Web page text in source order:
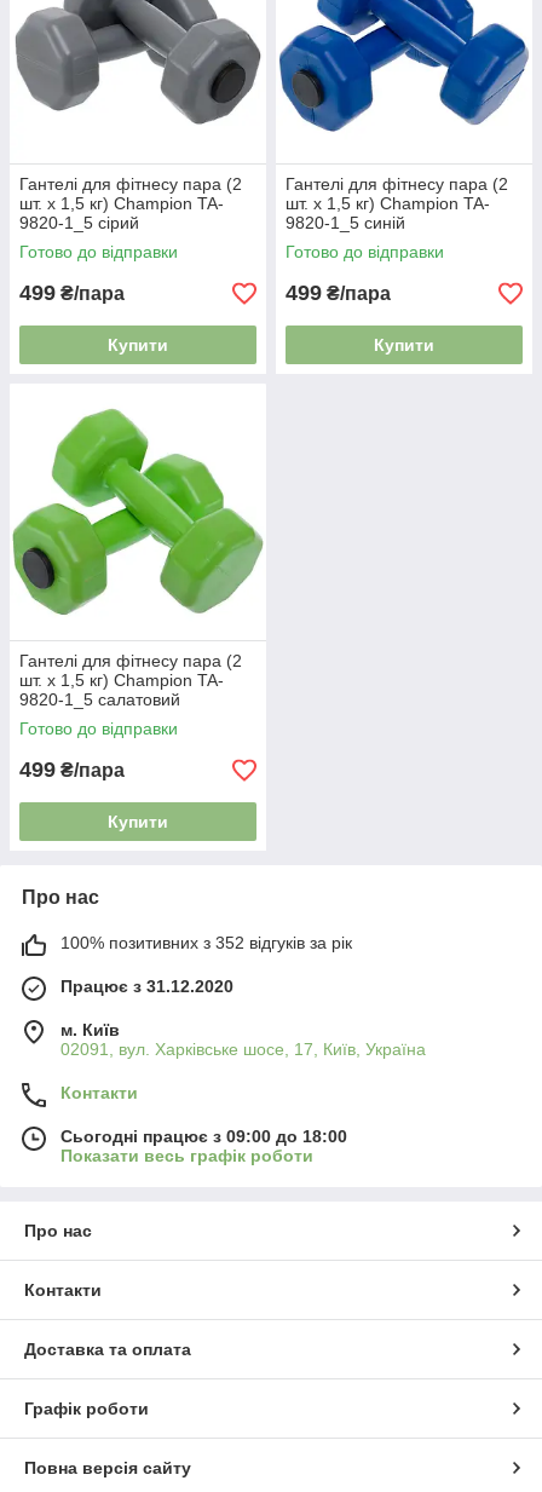
Гантелі для фітнесу пара (2
шт. х 1,5 кг) Champion TA-
9820-1_5 сірий
Готово до відправки
499 ₴/пара
Купити
Гантелі для фітнесу пара (2
шт. х 1,5 кг) Champion TA-
9820-1_5 синій
Готово до відправки
499 ₴/пара
Купити
Гантелі для фітнесу пара (2
шт. х 1,5 кг) Champion TA-
9820-1_5 салатовий
Готово до відправки
499 ₴/пара
Купити
Про нас
100% позитивних з 352 відгуків за рік
Працює з 31.12.2020
м. Київ
02091, вул. Харківське шосе, 17, Київ, Україна
Контакти
Сьогодні працює з 09:00 до 18:00
Показати весь графік роботи
Про нас
Контакти
Доставка та оплата
Графік роботи
Повна версія сайту